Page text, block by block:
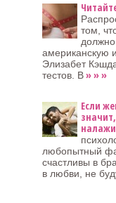
том,
американскую
Элизабет
тестов. В» » »
Если
любопытный
счастливы в
в любви, не